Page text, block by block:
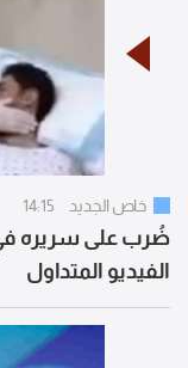
خاص الجديد 14:15
ضُرب على سريره
الفيديو المتداول